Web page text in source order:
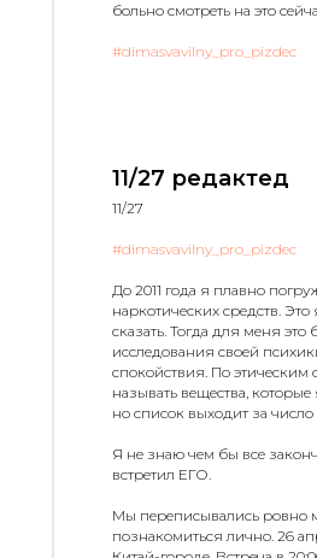
больно смотреть на это
#dimasvavilny_pro_pizdec
11/27 редактед
11/27
#dimasvavilny_pro_pizdec
До 2011 года я плавно
наркотических средств. Это
сказать. Тогда для меня
исследования своей
спокойствия. По
называть вещества,
но список выходит за число
Я не знаю чем бы все
встретил ЕГО.
Мы переписывались ровно
познакомиться лично. 26